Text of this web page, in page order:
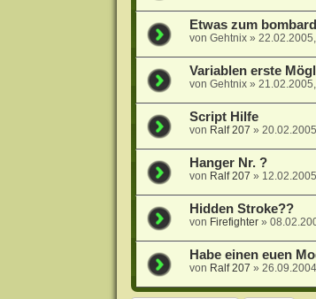
Etwas zum
von Gehtnix»
Variablen erste
von Gehtnix»
Script Hilfe
von Ralf 207 »
Hanger Nr. ?
von Ralf 207 »
Hidden Stroke??
von Firefighter»
Habe einen euen
von Ralf 207 »